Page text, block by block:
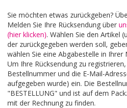
tägige Widerrufsfrist
Sie möchten etwas zurückgeben?
Melden Sie Ihre Rücksendung über
(hier klicken). Wählen Sie den Artikel
der zurückgegeben werden soll,
wählen Sie eine Abgabestelle in Ihrer
Um Ihre Rücksendung zu
Bestellnummer und die E-Mail-
aufgegeben wurde) ein. Die
"BESTELLUNG" und ist auf dem
mit der Rechnung zu finden.